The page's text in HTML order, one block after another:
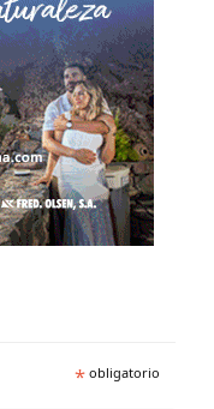
* obligatorio